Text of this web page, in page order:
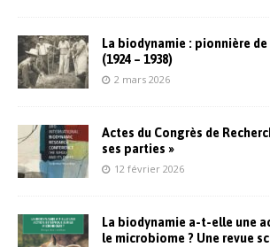
La biodynamie : pionnière
(1924 – 1938)
2 mars 2026
Actes du Congrès de
ses parties »
12 février 2026
La biodynamie a-t-elle une
le microbiome ? Une revue